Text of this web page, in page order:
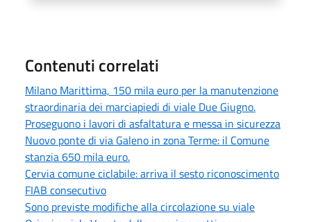
Contenuti correlati
Milano Marittima, 150 mila euro per la manutenzione
straordinaria dei marciapiedi di viale Due Giugno.
Proseguono i lavori di asfaltatura e messa in sicurezza
Nuovo ponte di via Galeno in zona Terme: il Comune
stanzia 650 mila euro.
Cervia comune ciclabile: arriva il sesto riconoscimento
FIAB consecutivo
Sono previste modifiche alla circolazione su viale